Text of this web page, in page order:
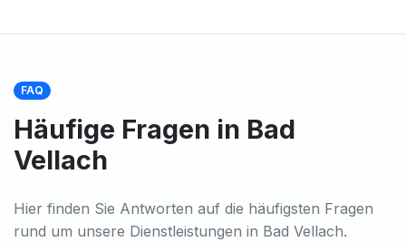
FAQ
Häufige Fragen in Bad
Vellach
Hier finden Sie Antworten auf die häufigsten Fragen
rund um unsere Dienstleistungen in Bad Vellach.